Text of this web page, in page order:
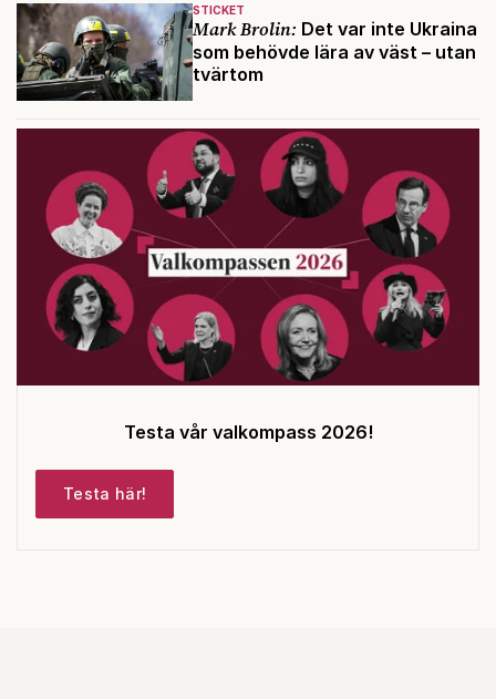
STICKET
Mark Brolin: Det var inte Ukraina
som behövde lära av väst – utan
tvärtom
Testa vår valkompass 2026!
Testa här!